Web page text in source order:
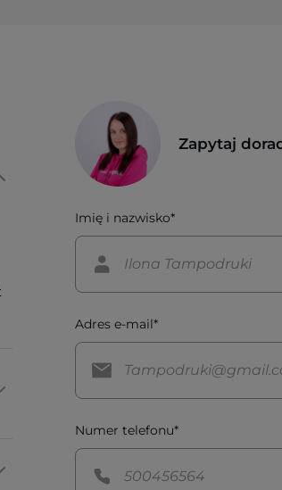
Zapytaj
Imię i nazwisko*
Adres e-mail*
Numer telefonu*